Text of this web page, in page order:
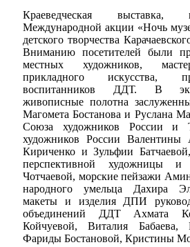
Краеведческая выставка,
Международной акции «Ночь
детского творчества
Вниманию посетителей были
местных художников,
прикладного искусства,
воспитанников ДДТ. В
живописные полотна
Магомета Бостанова и Руслана
Союза художников России и
художников России Валентины
Кириченко и Зульфии
перспективной художницы и
Чотчаевой, морские пейзажи
народного умельца Дахира
макеты и изделия ДПИ
объединений ДДТ Ахмата
Койчуевой, Виталия Бабаева,
Фариды Бостановой, Кристины